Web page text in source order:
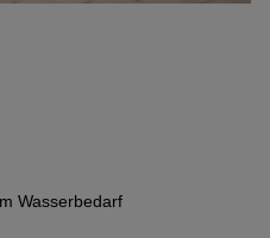
Wasserbedarf